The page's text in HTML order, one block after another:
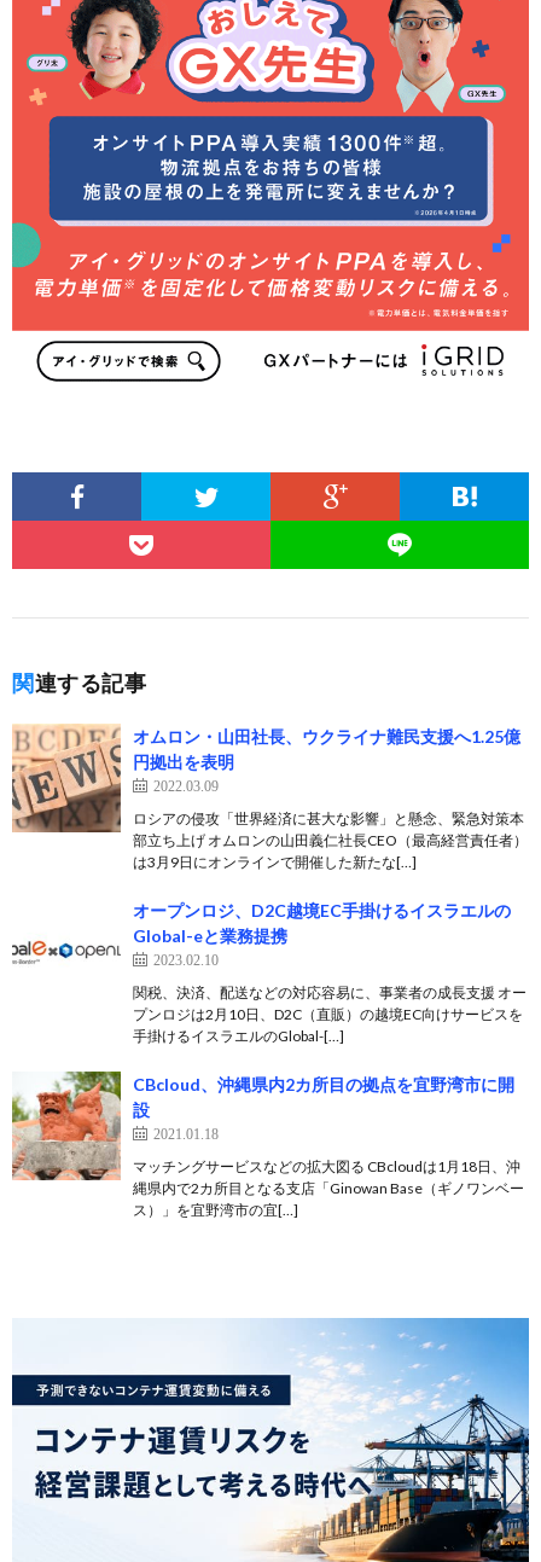
関連する記事
オムロン・山田社長、ウクライナ難民支援へ1.25億
円拠出を表明
2022.03.09
ロシアの侵攻「世界経済に甚大な影響」と懸念、緊急対策本
部立ち上げ オムロンの山田義仁社長CEO（最高経営責任者）
は3月9日にオンラインで開催した新たな[…]
オープンロジ、D2C越境EC手掛けるイスラエルの
Global-eと業務提携
2023.02.10
関税、決済、配送などの対応容易に、事業者の成長支援 オー
プンロジは2月10日、D2C（直販）の越境EC向けサービスを
手掛けるイスラエルのGlobal-[…]
CBcloud、沖縄県内2カ所目の拠点を宜野湾市に開
設
2021.01.18
マッチングサービスなどの拡大図る CBcloudは1月18日、沖
縄県内で2カ所目となる支店「Ginowan Base（ギノワンベー
ス）」を宜野湾市の宜[…]